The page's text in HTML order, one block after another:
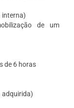
interna)
de um
de 6 horas
adquirida)